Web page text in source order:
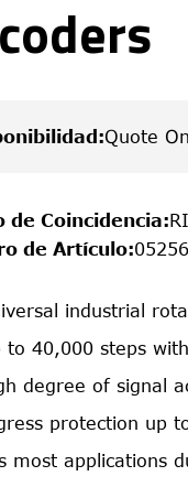
:Quote
de Coincidencia:
de Artículo:
industrial
to 40,000 steps
degree of signal
protection up
most applications